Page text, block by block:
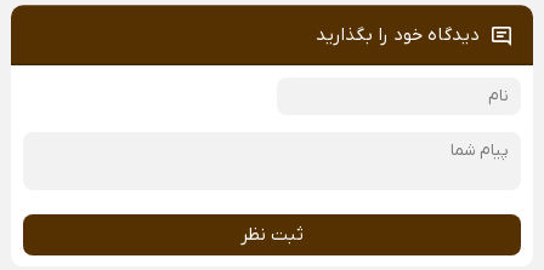
دیدگاه خود را بگذارید
ثبت نظر